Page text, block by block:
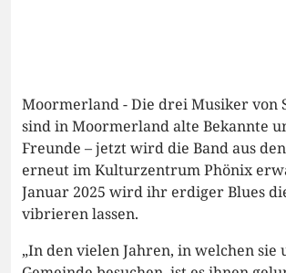
Moormerland - Die drei Musiker von
sind in Moormerland alte Bekannte
Freunde – jetzt wird die Band aus
erneut im Kulturzentrum Phönix
Januar 2025 wird ihr erdiger Blues
vibrieren lassen.
„In den vielen Jahren, in welchen sie